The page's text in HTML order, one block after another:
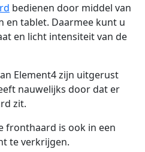
bedienen door middel van
en tablet. Daarmee kunt u
en licht intensiteit van de
Element4 zijn uitgerust
nauwelijks door dat er
zit.
fronthaard is ook in een
te verkrijgen.